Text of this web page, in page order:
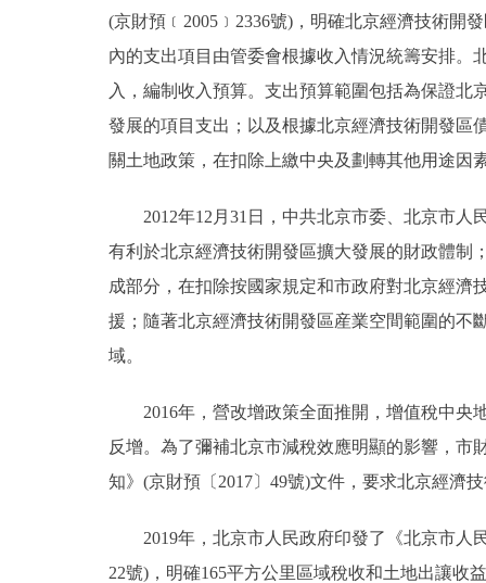
(京財預﹝2005﹞2336號)，明確北京經濟技術開
內的支出項目由管委會根據收入情況統籌安排。
入，編制收入預算。支出預算範圍包括為保證
發展的項目支出；以及根據北京經濟技術開發區
關土地政策，在扣除上繳中央及劃轉其他用途因
2012年12月31日，中共北京市委、北京市人
有利於北京經濟技術開發區擴大發展的財政體制
成部分，在扣除按國家規定和市政府對北京經
援；隨著北京經濟技術開發區産業空間範圍的不
域。
2016年，營改增政策全面推開，增值稅中央
反增。為了彌補北京市減稅效應明顯的影響，
知》(京財預〔2017〕49號)文件，要求北京經濟
2019年，北京市人民政府印發了《北京市人
22號)，明確165平方公里區域稅收和土地出讓收